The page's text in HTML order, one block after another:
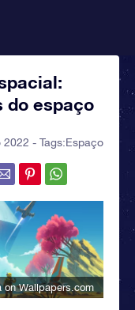
do espaço
2022 - Tags:Espaço
on Wallpapers.com